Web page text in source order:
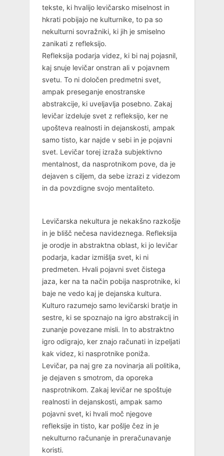
tekste, ki hvalijo levičarsko miselnost in
hkrati pobijajo ne kulturnike, to pa so
nekulturni sovražniki, ki jih je smiselno
zanikati z refleksijo.
Refleksija podarja videz, ki bi naj pojasnil,
kaj snuje levičar onstran ali v pojavnem
svetu. To ni določen predmetni svet,
ampak preseganje enostranske
abstrakcije, ki uveljavlja posebno. Zakaj
levičar izdeluje svet z refleksijo, ker ne
upošteva realnosti in dejanskosti, ampak
samo tisto, kar najde v sebi in je pojavni
svet. Levičar torej izraža subjektivno
mentalnost, da nasprotnikom pove, da je
dejaven s ciljem, da sebe izrazi z videzom
in da povzdigne svojo mentaliteto.
Levičarska nekultura je nekakšno razkošje
in je blišč nečesa navideznega. Refleksija
je orodje in abstraktna oblast, ki jo levičar
podarja, kadar izmišlja svet, ki ni
predmeten. Hvali pojavni svet čistega
jaza, ker na ta način pobija nasprotnike, ki
baje ne vedo kaj je dejanska kultura.
Kulturo razumejo samo levičarski bratje in
sestre, ki se spoznajo na igro abstrakcij in
zunanje povezane misli. In to abstraktno
igro odigrajo, ker znajo računati in izpeljati
kak videz, ki nasprotnike poniža.
Levičar, pa naj gre za novinarja ali politika,
je dejaven s smotrom, da oporeka
nasprotnikom. Zakaj levičar ne spoštuje
realnosti in dejanskosti, ampak samo
pojavni svet, ki hvali moč njegove
refleksije in tisto, kar pošlje čez in je
nekulturno računanje in preračunavanje
koristi.